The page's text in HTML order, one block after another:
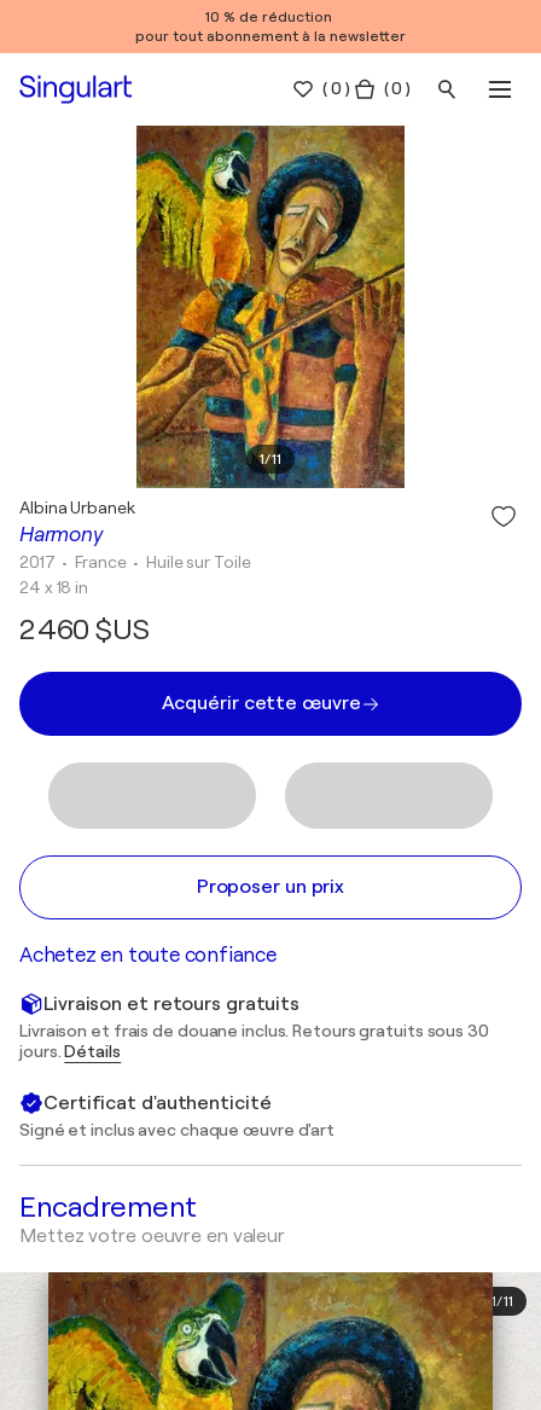
10 % de réduction
pour tout abonnement à la newsletter
(0 ) ( 0 )
1/11
Harmony
Albina Urbanek
2017 • France • Huile sur Toile
24 x 18 in
2 460 $US
Acquérir cette œuvre
Proposer un prix
Achetez en toute confiance
Livraison et retours gratuits
Livraison et frais de douane inclus. Retours gratuits sous 30
jours.Détails
Certificat d'authenticité
Signé et inclus avec chaque œuvre d'art
Encadrement
Mettez votre oeuvre en valeur
1/11